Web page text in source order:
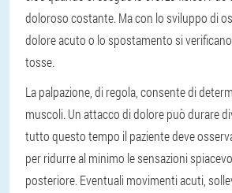
doloroso costante. Ma con lo sviluppo di
dolore acuto o lo spostamento si
tosse.
La palpazione, di regola, consente di
muscoli. Un attacco di dolore può durare
tutto questo tempo il paziente deve
per ridurre al minimo le sensazioni
posteriore. Eventuali movimenti acuti,